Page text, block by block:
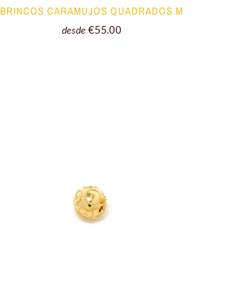
BRINCOS CARAMUJOS QUADRADOS M
desde €55.00